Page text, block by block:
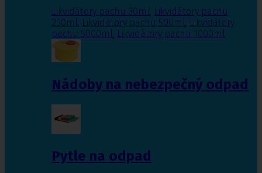
Likvidátory pachu 30ml, Likvidátory pachu
250ml, Likvidátory pachu 500ml, Likvidátory
pachu 5000ml, Likvidátory pachu 1000ml
Nádoby na nebezpečný odpad
Pytle na odpad